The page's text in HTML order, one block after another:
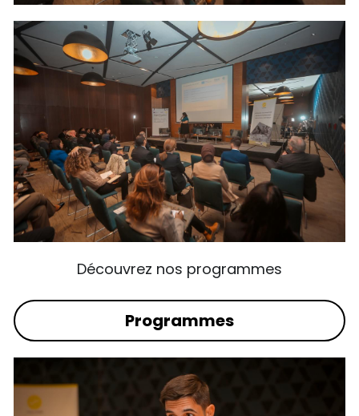
Découvrez nos programmes
Programmes